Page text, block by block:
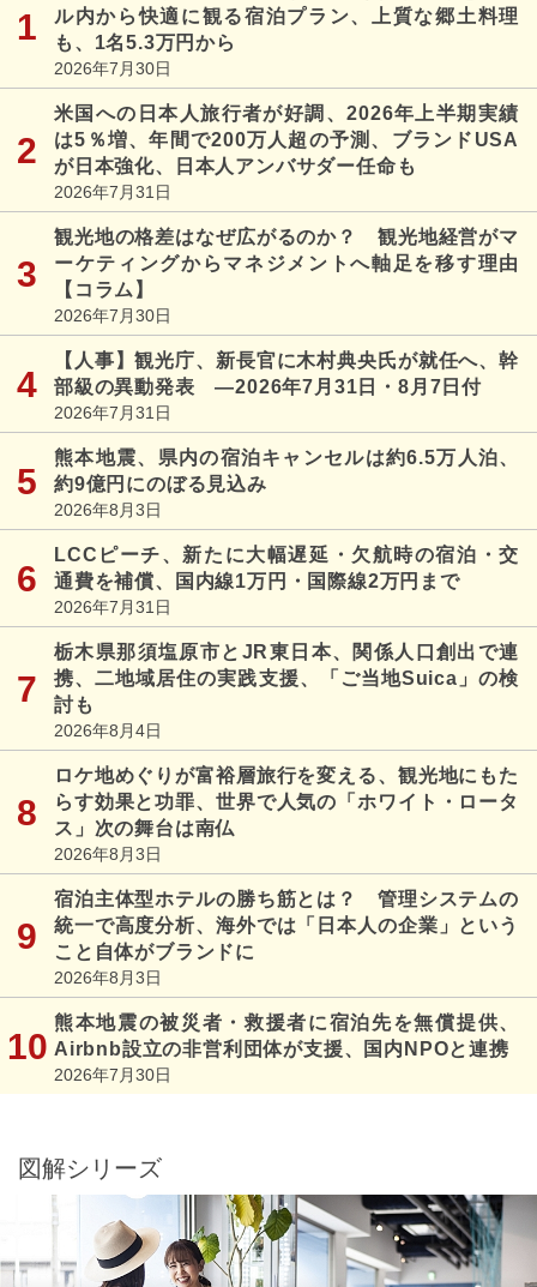
ル内から快適に観る宿泊プラン、上質な郷土料理
も、1名5.3万円から
2026年7月30日
米国への日本人旅行者が好調、2026年上半期実績
は5％増、年間で200万人超の予測、ブランドUSA
が日本強化、日本人アンバサダー任命も
2026年7月31日
観光地の格差はなぜ広がるのか？ 観光地経営がマ
ーケティングからマネジメントへ軸足を移す理由
【コラム】
2026年7月30日
【人事】観光庁、新長官に木村典央氏が就任へ、幹
部級の異動発表 ―2026年7月31日・8月7日付
2026年7月31日
熊本地震、県内の宿泊キャンセルは約6.5万人泊、
約9億円にのぼる見込み
2026年8月3日
LCCピーチ、新たに大幅遅延・欠航時の宿泊・交
通費を補償、国内線1万円・国際線2万円まで
2026年7月31日
栃木県那須塩原市とJR東日本、関係人口創出で連
携、二地域居住の実践支援、「ご当地Suica」の検
討も
2026年8月4日
ロケ地めぐりが富裕層旅行を変える、観光地にもた
らす効果と功罪、世界で人気の「ホワイト・ロータ
ス」次の舞台は南仏
2026年8月3日
宿泊主体型ホテルの勝ち筋とは？ 管理システムの
統一で高度分析、海外では「日本人の企業」という
こと自体がブランドに
2026年8月3日
熊本地震の被災者・救援者に宿泊先を無償提供、
Airbnb設立の非営利団体が支援、国内NPOと連携
2026年7月30日
図解シリーズ